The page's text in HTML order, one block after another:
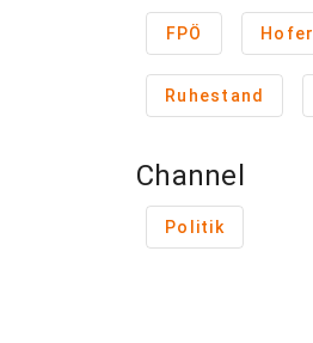
FPÖ Hofer
Ruhestand
Channel
Politik